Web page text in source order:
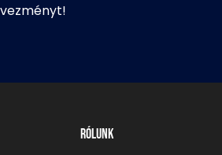
Rólunk